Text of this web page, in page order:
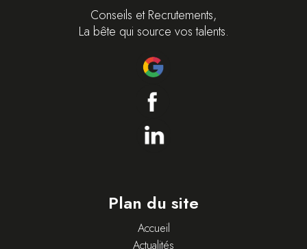
Conseils et Recrutements,
La bête qui source vos talents.
Plan du site
Accueil
Actualités